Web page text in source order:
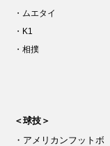
・ムエタイ
・K1
・相撲
＜球技＞
・アメリカンフットボ